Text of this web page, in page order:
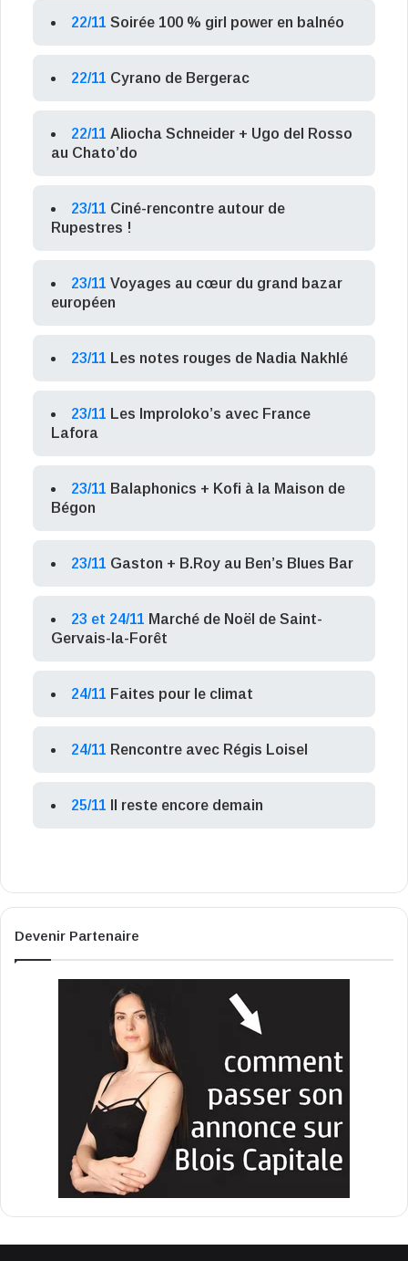
22/11 Soirée 100 % girl power en balnéo
22/11 Cyrano de Bergerac
22/11 Aliocha Schneider + Ugo del Rosso
au Chato’do
23/11 Ciné-rencontre autour de
Rupestres !
23/11 Voyages au cœur du grand bazar
européen
23/11 Les notes rouges de Nadia Nakhlé
23/11 Les Improloko’s avec France
Lafora
23/11 Balaphonics + Kofi à la Maison de
Bégon
23/11 Gaston + B.Roy au Ben’s Blues Bar
23 et 24/11 Marché de Noël de Saint-
Gervais-la-Forêt
24/11 Faites pour le climat
24/11 Rencontre avec Régis Loisel
25/11 Il reste encore demain
Devenir Partenaire